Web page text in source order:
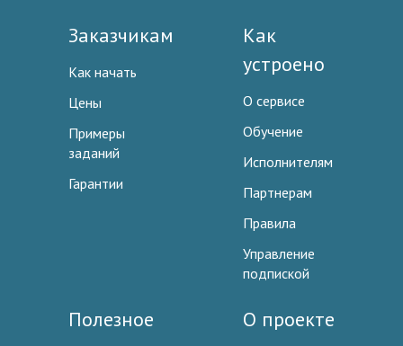
Заказчикам
Как начать
Цены
Примеры
заданий
Гарантии
Как
устроено
О сервисе
Обучение
Исполнителям
Партнерам
Правила
Управление
подпиской
Полезное О проекте